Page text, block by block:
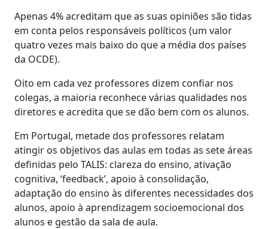
Apenas 4% acreditam que as suas opiniões são tidas
em conta pelos responsáveis políticos (um valor
quatro vezes mais baixo do que a média dos países
da OCDE).
Oito em cada vez professores dizem confiar nos
colegas, a maioria reconhece várias qualidades nos
diretores e acredita que se dão bem com os alunos.
Em Portugal, metade dos professores relatam
atingir os objetivos das aulas em todas as sete áreas
definidas pelo TALIS: clareza do ensino, ativação
cognitiva, ‘feedback’, apoio à consolidação,
adaptação do ensino às diferentes necessidades dos
alunos, apoio à aprendizagem socioemocional dos
alunos e gestão da sala de aula.